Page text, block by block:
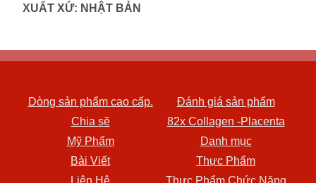
XUẤT XỨ: NHẬT BẢN
Dòng sản phẩm cao cấp.
Đánh giá sản phẩm
Chia sẽ
82x Collagen -Placenta
Mỹ Phẩm
Danh mục
Bài Viết
Thực Phẩm